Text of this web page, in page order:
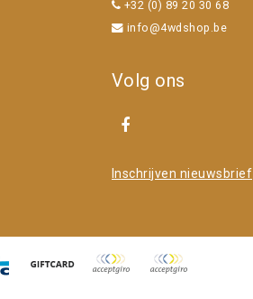
+32 (0) 89 20 30 68
info@4wdshop.be
Volg ons
Inschrijven nieuwsbrief